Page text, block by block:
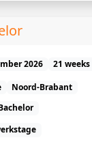
2026 21 weeks
Noord-Brabant